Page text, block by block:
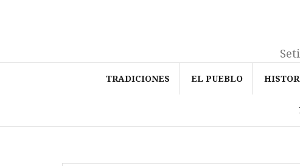
TRADICIONES EL PUEBLO